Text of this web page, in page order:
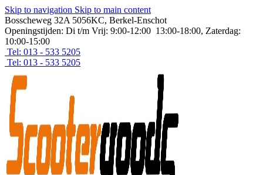
Skip to navigation Skip to main content
Bosscheweg 32A 5056KC, Berkel-Enschot
Openingstijden: Di t/m Vrij: 9:00-12:00 13:00-18:00, Zaterdag:
10:00-15:00
Tel: 013 - 533 5205
Tel: 013 - 533 5205